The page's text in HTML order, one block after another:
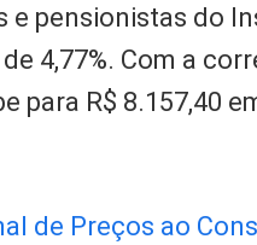
e pensionistas do
4,77%. Com a
para R$ 8.157,40
de Preços ao